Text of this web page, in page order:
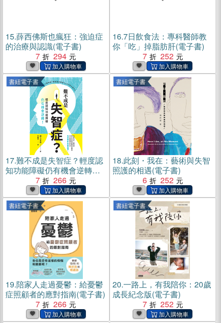
15.薛西佛斯也瘋狂：強迫症
的治療與認識(電子書)
7
294
16.7日飲食法：專科醫師教
你「吃」掉脂肪肝(電子書)
7
252
書紐電子書
17.難不成是失智症？輕度認
知功能障礙仍有機會逆轉！
7 266
書紐電子書
18.此刻・我在：藝術與失智
照護的相遇(電子書)
6
252
書紐電子書
19.陪家人走過憂鬱：給憂鬱
症照顧者的應對指南(電子書)
7
266
書紐電子書
20.一路上，有我陪你：20歲
成長紀念版(電子書)
7
252